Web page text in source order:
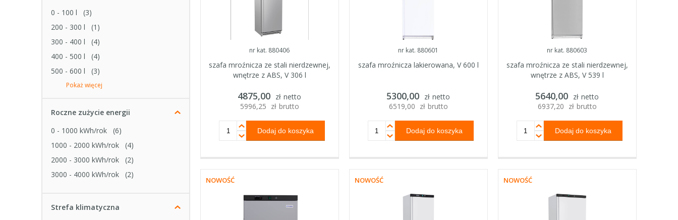
0 - 100 l
(3)
200 - 300 l
(1)
300 - 400 l
(4)
400 - 500 l
(4)
500 - 600 l
(3)
Pokaż więcej
Roczne zużycie energii
0 - 1000 kWh/rok
(6)
1000 - 2000 kWh/rok
(4)
2000 - 3000 kWh/rok
(2)
3000 - 4000 kWh/rok
(2)
Strefa klimatyczna
nr kat. 880406
szafa mroźnicza ze stali nierdzewnej,
wnętrze z ABS, V 306 l
4875,00 zł netto
5996,25 zł brutto
nr kat. 880601
szafa mroźnicza lakierowana, V 600 l
5300,00 zł netto
6519,00 zł brutto
nr kat. 880603
szafa mroźnicza ze stali nierdzewnej,
wnętrze z ABS, V 539 l
5640,00 zł netto
6937,20 zł brutto
NOWOŚĆ NOWOŚĆ NOWOŚĆ